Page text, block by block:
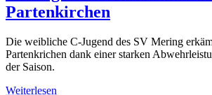
Partenkirchen
Die weibliche C-Jugend des SV Mering
Partenkrichen dank einer starken
der Saison.
Weiterlesen